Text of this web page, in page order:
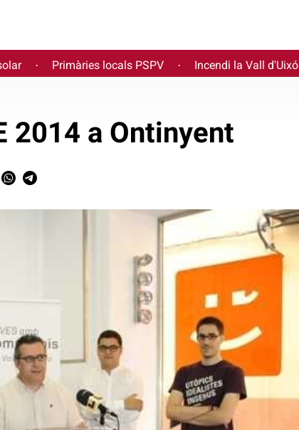
· Primàries locals PSPV · Incendi la Vall d'Uixó
2014 a Ontinyent